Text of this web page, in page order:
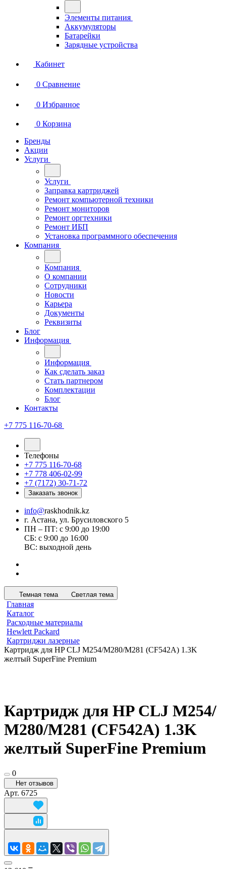
Элементы питания
Аккумуляторы
Батарейки
Зарядные устройства
Кабинет
0 Сравнение
0 Избранное
0 Корзина
Бренды
Акции
Услуги
Услуги
Заправка картриджей
Ремонт компьютерной техники
Ремонт мониторов
Ремонт оргтехники
Ремонт ИБП
Установка программного обеспечения
Компания
Компания
О компании
Сотрудники
Новости
Карьера
Документы
Реквизиты
Блог
Информация
Информация
Как сделать заказ
Стать партнером
Комплектации
Блог
Контакты
+7 775 116-70-68
Телефоны
+7 775 116-70-68
+7 778 406-02-99
+7 (7172) 30-71-72
Заказать звонок
info@raskhodnik.kz
г. Астана, ул. Брусиловского 5
ПН – ПТ: с 9:00 до 19:00
СБ: с 9:00 до 16:00
ВС: выходной день
Темная тема Светлая тема
Главная
Каталог
Расходные материалы
Hewlett Packard
Картриджи лазерные
Картридж для HP CLJ М254/М280/М281 (CF542A) 1.3K
желтый SuperFine Premium
Картридж для HP CLJ М254/
М280/М281 (CF542A) 1.3K
желтый SuperFine Premium
0
Нет отзывов
Арт. 6725